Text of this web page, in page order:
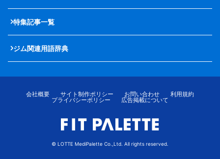
特集記事一覧
ジム関連用語辞典
会社概要 サイト制作ポリシー お問い合わせ
利用規約
プライバシーポリシー
広告掲載について
© LOTTE MediPalette Co.,Ltd. All rights reserved.